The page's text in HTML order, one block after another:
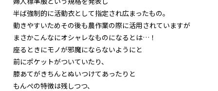
半ば強制的に活動衣として指定され広まったもの。
動きやすいためその後も農作業の際に活用されていますが
まさかこんなにオシャレなものになるとは…！
座るときにモノが邪魔にならないようにと
前にポケットがついていたり、
膝あてがきちんとぬいつけてあったりと
もんぺの特徴は残しつつ、